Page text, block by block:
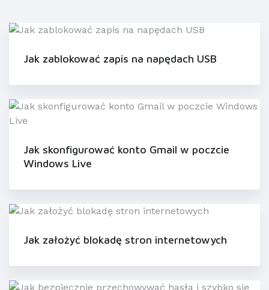
Jak zablokować zapis na napędach USB
Jak skonfigurować konto Gmail w poczcie
Windows Live
Jak założyć blokadę stron internetowych